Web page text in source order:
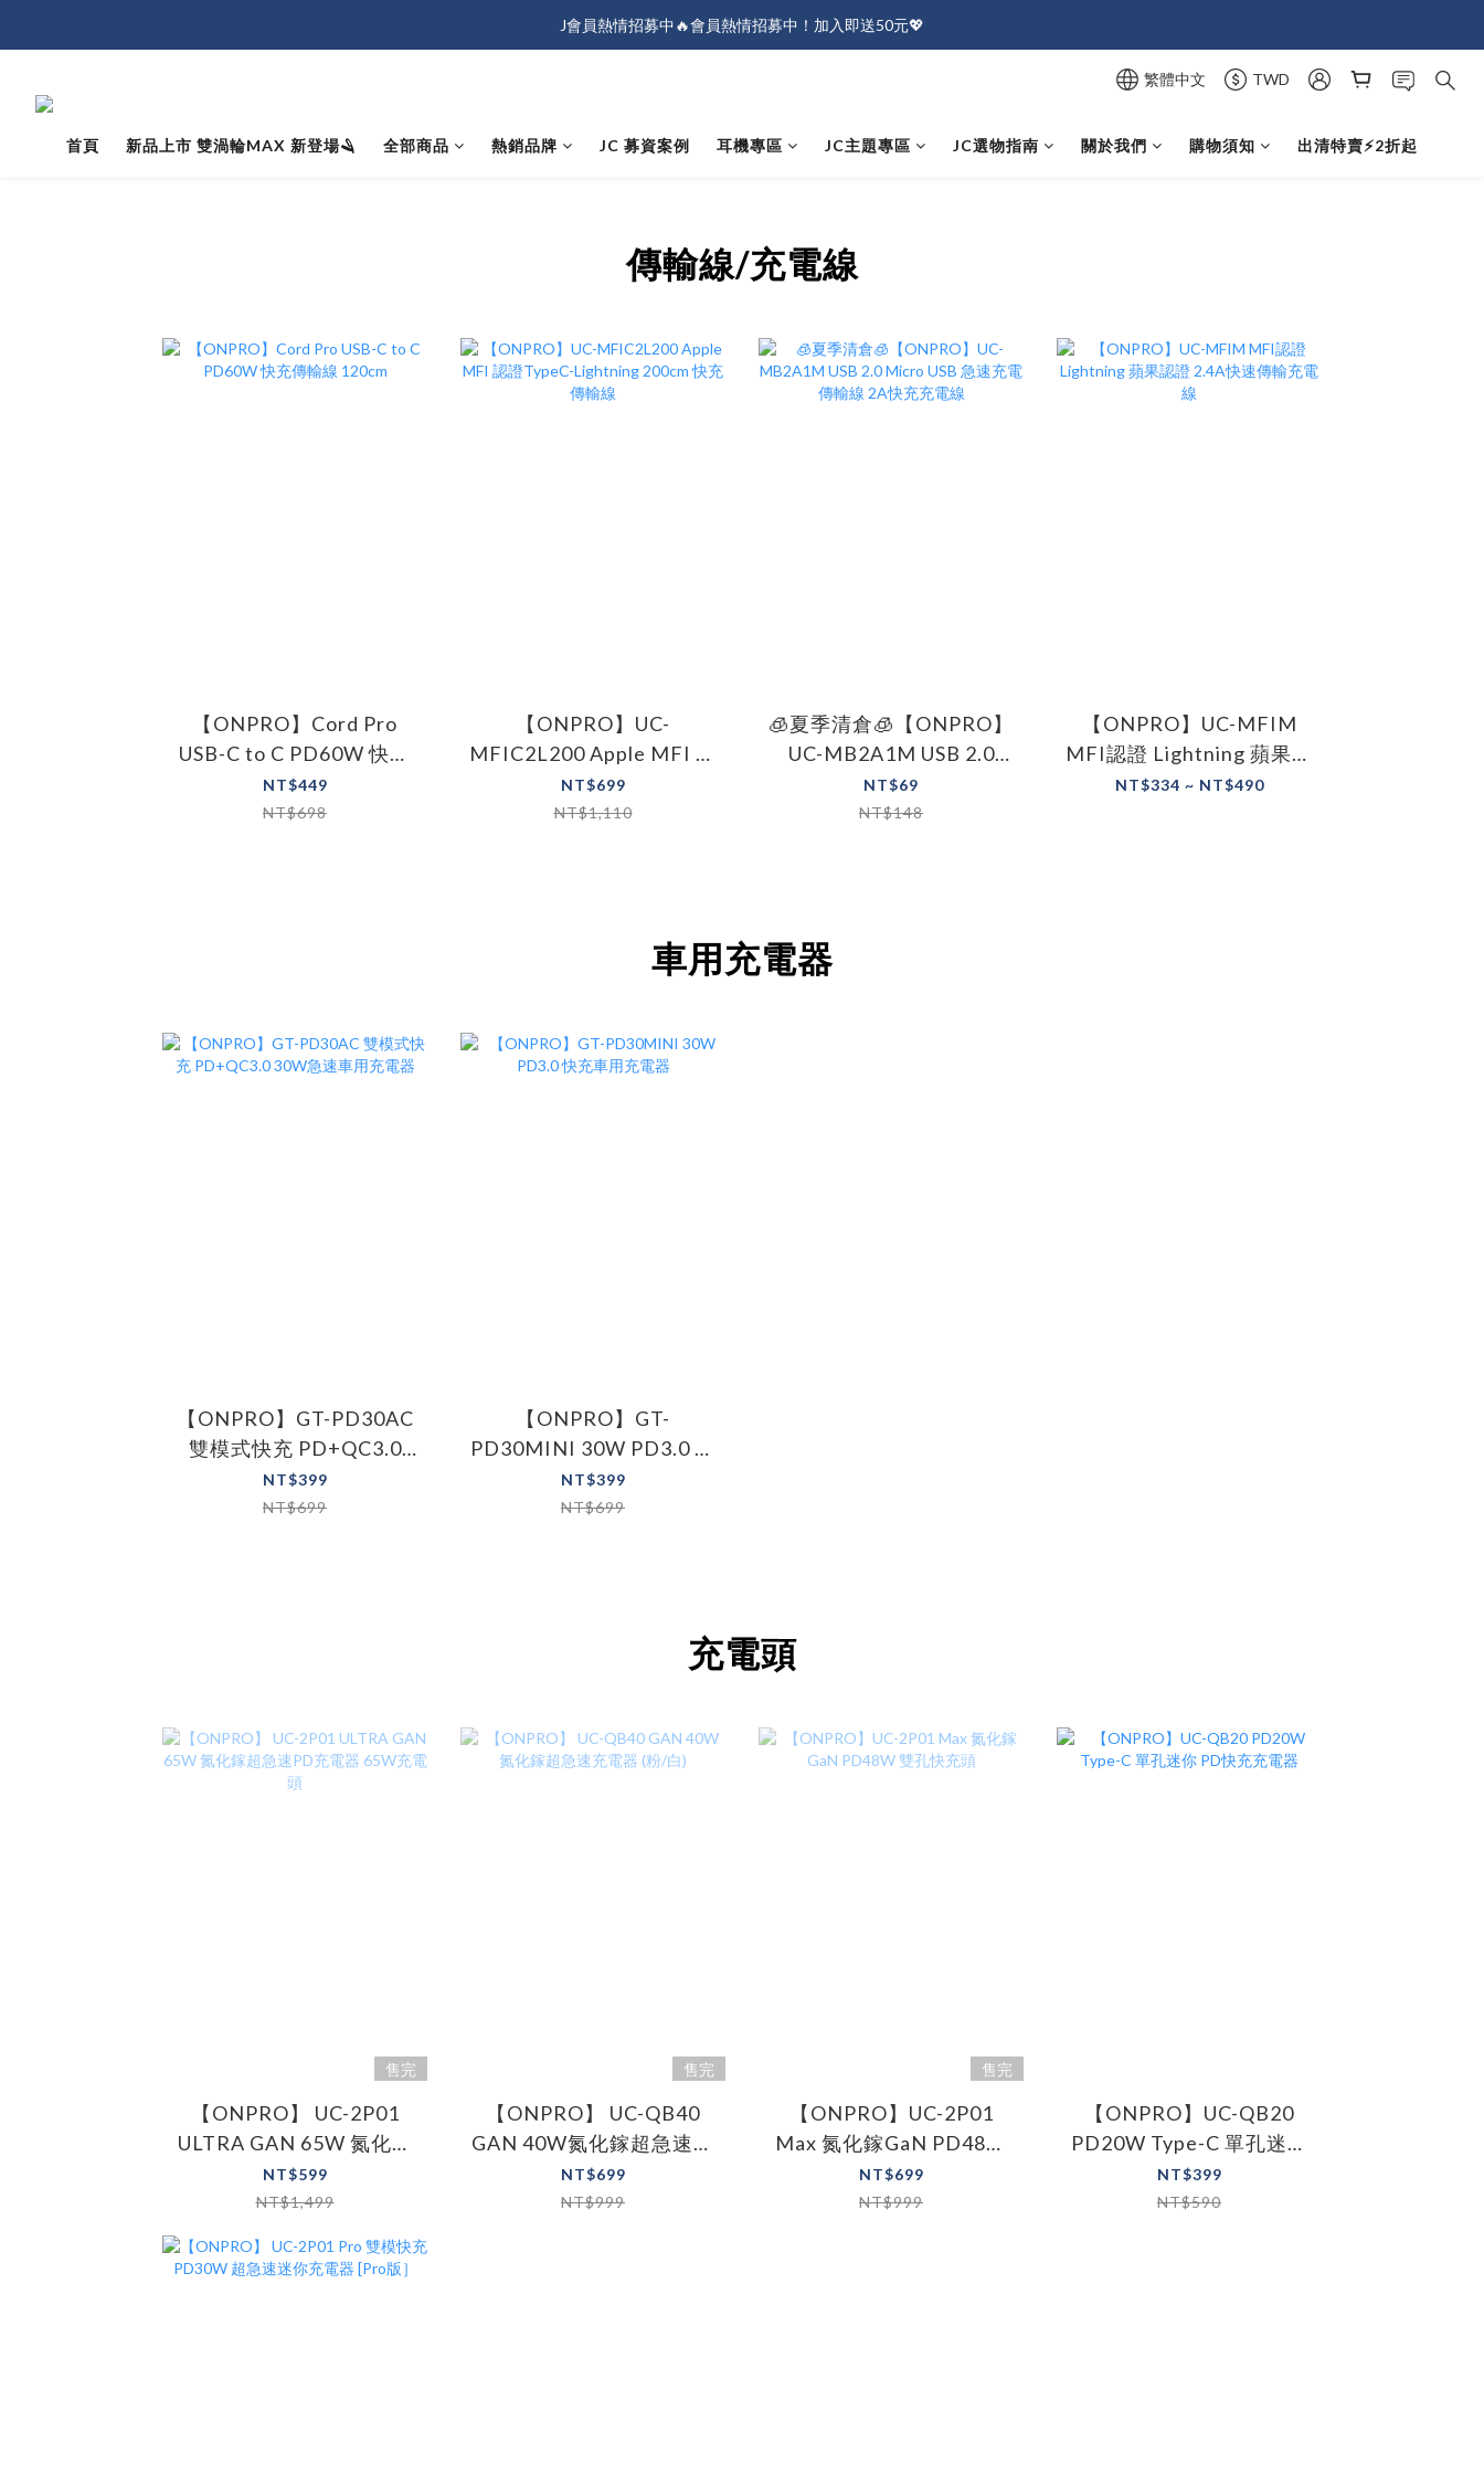
J會員熱情招募中🔥會員熱情招募中！加入即送50元💖
J會員熱情招募中🔥會員熱情招募中！加入即送50元💖
繁體中文 TWD
首頁 新品上市 雙渦輪MAX 新登場🪒 全部商品 熱銷品牌 JC 募資案例 耳機專區 JC主題專區 JC選物指南 關於我們 購物須知 出清特賣⚡️2折起
傳輸線/充電線
【ONPRO】Cord Pro
USB-C to C PD60W 快充
傳輸線 120cm
NT$449
NT$698
【ONPRO】UC-
MFIC2L200 Apple MFI 認
證TypeC-Lightning
200cm 快充傳輸線
NT$699
NT$1,110
🧊夏季清倉🧊【ONPRO】
UC-MB2A1M USB 2.0
Micro USB 急速充電傳輸
線 2A快充充電線
NT$69
NT$148
【ONPRO】UC-MFIM
MFI認證 Lightning 蘋果認
證 2.4A快速傳輸充電線
NT$334 ~ NT$490
車用充電器
【ONPRO】GT-PD30AC
雙模式快充 PD+QC3.0
30W急速車用充電器
NT$399
NT$699
【ONPRO】GT-
PD30MINI 30W PD3.0 快
充車用充電器
NT$399
NT$699
充電頭
售完
【ONPRO】 UC-2P01
ULTRA GAN 65W 氮化鎵
超急速PD充電器 65W充電
頭
NT$599
NT$1,499
售完
【ONPRO】 UC-QB40
GAN 40W氮化鎵超急速充
電器 (粉/白)
NT$699
NT$999
售完
【ONPRO】UC-2P01
Max 氮化鎵GaN PD48W
雙孔快充頭
NT$699
NT$999
【ONPRO】UC-QB20
PD20W Type-C 單孔迷你
PD快充充電器
NT$399
NT$590